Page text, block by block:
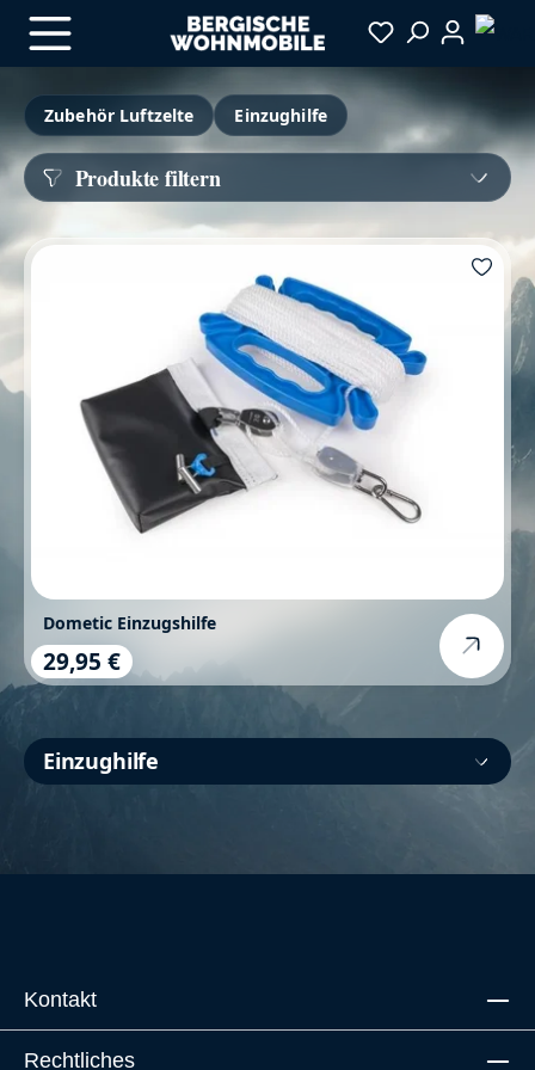
Zum Hauptinhalt springen
Zubehör Luftzelte
Einzughilfe
Produkte filtern
Dometic Einzugshilfe
Regulärer Preis:
29,95 €
Einzughilfe
Kontakt
Rechtliches